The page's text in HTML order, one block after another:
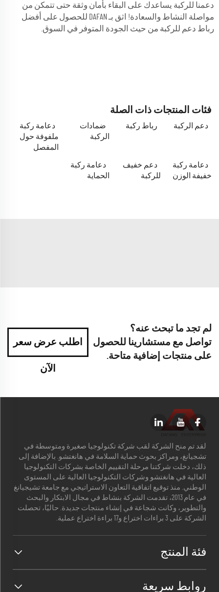
دعمنا للركبة يساعدك على البقاء بأمان وثقة حتى تتمكن من
مواصلة النشاط والسعادة! اثق بـ DAFAN للحصول على أفضل
رباط دعم للركبة من حيث الجودة المتوفر في السوق.
فئات المنتجات ذات الصلة
دعم الركبة رباط ركبة
ضمادات
الركبة
دعامة ركبة
ملفوفة حول
المفصل
دعامة ركبة
خفيفة الوزن
دعم خفيف
للركبة
دعامة ركبة
الحماية
لم تجد ما تبحث عنه؟
تواصل مع مستشارينا للحصول
على منتجات إضافية متاحة.
اطلب عرض سعر
الآن
لقد تم منح الشركة لقب شركة تكنولوجيا صغيرة ومتوسطة في
تشجيانغ، ومراكز بحوث حماية السلامة في هانغتشو. بالإضافة إلى
ذلك، دخلت شركتنا مرحلة التقييم الخاصة بشركات التكنولوجيا
العالية في هانغتشو وشركات التكنولوجيا العالية على المستوى
الوطني. منذ توقيع اتفاقية التعاون الاستراتيجي مع جامعة تشيجيانغ
في عام 2013، تقدمت الشركة بنشاط في مجال الابتكار والبحث
والتطوير، وكانت شجاعة في إنشاء منتجات جديدة. حاليًا، تحصلت
الشركة على 3 براءات اختراع و17 براءة اختراع عملية.
فئة المنتج
روابط سريعة